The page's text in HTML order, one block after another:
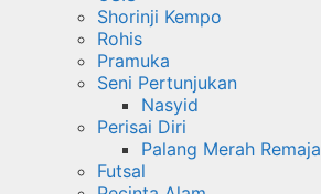
Shorinji Kempo
Rohis
Pramuka
Seni Pertunjukan
Nasyid
Perisai Diri
Palang Merah Remaja
Futsal